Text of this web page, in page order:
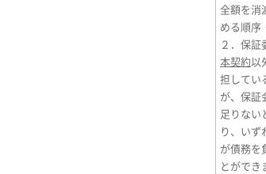
全額を消
める順序
２．保証
本契約以
担してい
が、保証
足りない
り、いず
が債務を
とができ